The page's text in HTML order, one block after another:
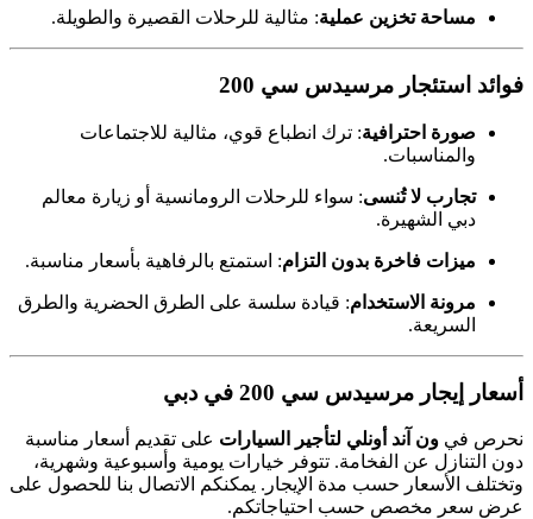
مساحة تخزين عملية: مثالية للرحلات القصيرة والطويلة.
فوائد استئجار مرسيدس سي 200
صورة احترافية: ترك انطباع قوي، مثالية للاجتماعات
والمناسبات.
تجارب لا تُنسى: سواء للرحلات الرومانسية أو زيارة معالم
دبي الشهيرة.
ميزات فاخرة بدون التزام: استمتع بالرفاهية بأسعار مناسبة.
مرونة الاستخدام: قيادة سلسة على الطرق الحضرية والطرق
السريعة.
أسعار إيجار مرسيدس سي 200 في دبي
نحرص في ون آند أونلي لتأجير السيارات على تقديم أسعار مناسبة
دون التنازل عن الفخامة. تتوفر خيارات يومية وأسبوعية وشهرية،
وتختلف الأسعار حسب مدة الإيجار. يمكنكم الاتصال بنا للحصول على
عرض سعر مخصص حسب احتياجاتكم.